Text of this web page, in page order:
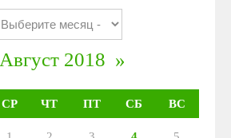
Август 2018 »
СР ЧТ ПТ СБ ВС